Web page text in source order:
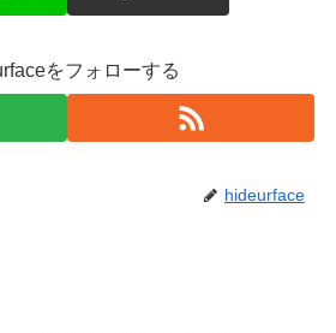
をフォローする
hideurface